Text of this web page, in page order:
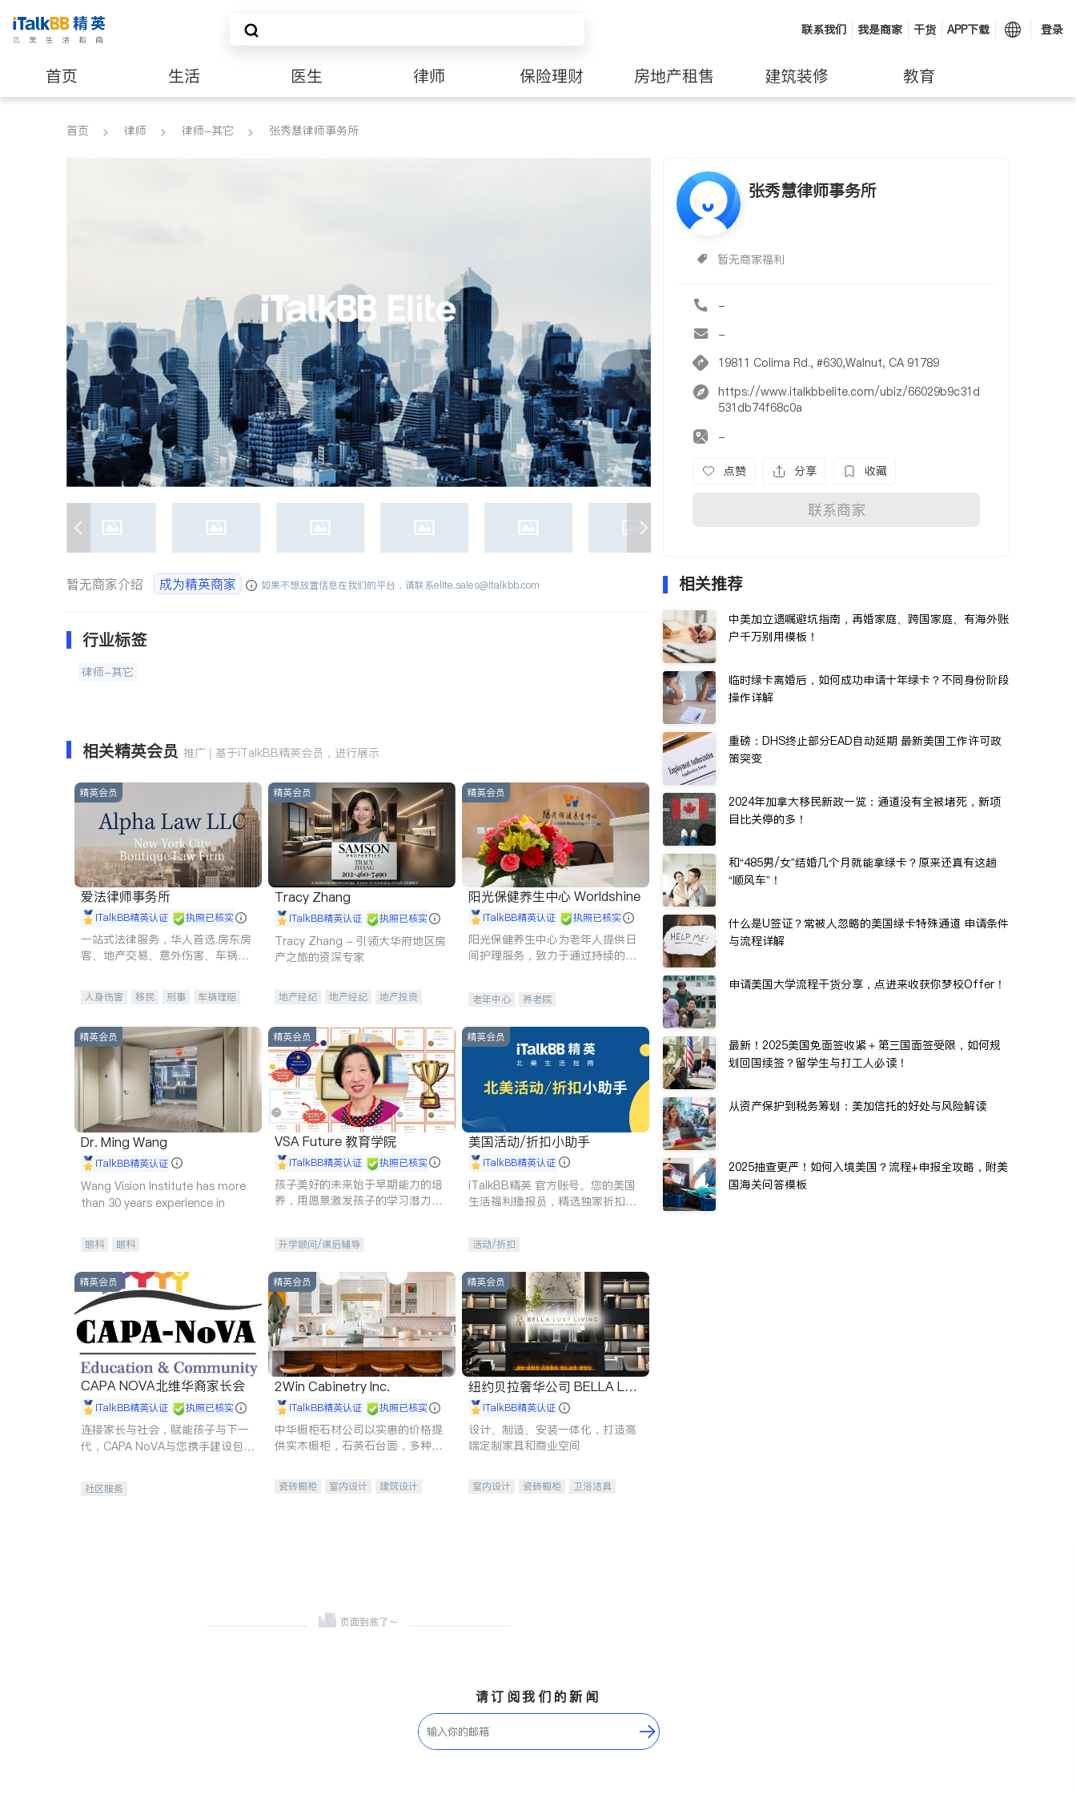
联系我们 我是商家 干货 APP下载 登录
首页 生活 医生 律师 保险理财 房地产租售 建筑装修 教育
养老 非盈利组织
首页 律师 律师-其它 张秀慧律师事务所
张秀慧律师事务所
暂无商家福利
-
-
19811 Colima Rd., #630,Walnut, CA 91789
https://www.italkbbelite.com/ubiz/66029b9c31d
531db74f68c0a
-
点赞 分享 收藏
联系商家
暂无商家介绍 成为精英商家 如果不想放置信息在我们的平台，请联系elite.sales@italkbb.com
行业标签
律师-其它
相关精英会员 推广 | 基于iTalkBB精英会员，进行展示
精英会员
爱法律师事务所
iTalkBB精英认证 执照已核实
一站式法律服务，华人首选.房东房
客、地产交易、意外伤害、车祸重
人身伤害 移民 刑事
车祸理赔
商标注册
索赔 律师-其它 保释
精英会员
Tracy Zhang
iTalkBB精英认证 执照已核实
Tracy Zhang - 引领大华府地区房
产之旅的资深专家
地产经纪 地产经纪
地产投资
精英会员
阳光保健养生中心 Worldshine
iTalkBB精英认证 执照已核实
阳光保健养生中心为老年人提供日
间护理服务，致力于通过持续的护
老年中心 养老院
精英会员
Dr. Ming Wang
iTalkBB精英认证
Wang Vision Institute has more
than 30 years experience in
眼科 眼科
精英会员
VSA Future 教育学院
iTalkBB精英认证 执照已核实
孩子美好的未来始于早期能力的培
养，用愿景激发孩子的学习潜力和
升学顾问/课后辅导
精英会员
美国活动/折扣小助手
iTalkBB精英认证
iTalkBB精英 官方账号。您的美国
生活福利播报员，精选独家折扣、
活动/折扣
精英会员
CAPA NOVA北维华裔家长会
iTalkBB精英认证 执照已核实
连接家长与社会，赋能孩子与下一
代，CAPA NoVA与您携手建设包
社区服务
精英会员
2Win Cabinetry Inc.
iTalkBB精英认证 执照已核实
中华橱柜石材公司以实惠的价格提
供实木橱柜，石英石台面，多种优
机。品质厨房，家的选择。
瓷砖橱柜 室内设计
建筑设计
精英会员
纽约贝拉奢华公司 BELLA LUX
E iTalkBB精英认证
设计、制造、安装一体化，打造高
端定制家具和商业空间
室内设计 瓷砖橱柜
卫浴洁具
相关推荐
中美加立遗嘱避坑指南，再婚家庭、跨国家庭、有海外账
户千万别用模板！
临时绿卡离婚后，如何成功申请十年绿卡？不同身份阶段
操作详解
重磅：DHS终止部分EAD自动延期 最新美国工作许可政
策突变
2024年加拿大移民新政一览：通道没有全被堵死，新项
目比关停的多！
和“485男/女”结婚几个月就能拿绿卡？原来还真有这趟
“顺风车”！
什么是U签证？常被人忽略的美国绿卡特殊通道 申请条件
与流程详解
申请美国大学流程干货分享，点进来收获你梦校Offer！
最新！2025美国免面签收紧＋第三国面签受限，如何规
划回国续签？留学生与打工人必读！
从资产保护到税务筹划：美加信托的好处与风险解读
2025抽查更严！如何入境美国？流程+申报全攻略，附美
国海关问答模板
请订阅我们的新闻